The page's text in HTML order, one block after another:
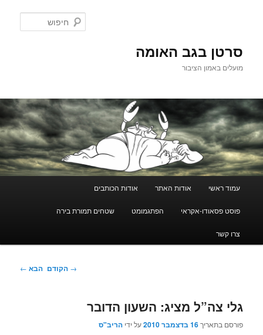
סרטן בגב האומה
מועלים באמון הציבור
עמוד ראשי אודות האתר אודות הכותבים
פוסט פסאודו-אקראי הפתגמומט שטחים תמורת בירה
צרו קשר
ניווט
→ הקודם הבא ←
גלי צה”ל מציג: השעון הדובר
פורסם בתאריך16 בדצמבר 2010 על ידיהריב"ס